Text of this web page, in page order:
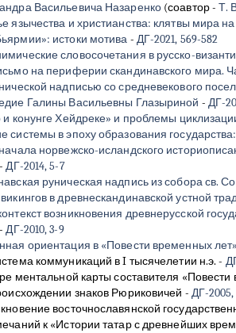
Васильевича Назаренко (соавтор -Т.
язычества и христианства: клятвы мира
истоки мотива - ДГ-2021, 569-582
словосочетания в русско-
на периферии скандинавского мира.
надписью со средневекового
Галины Васильевны Глазыриной - ДГ-
конунге Хейдреке» и проблемы
системы в эпоху образования
норвежско-исландского
- ДГ-2014, 5-7
руническая надпись из собора св.
в древнескандинавской устной
возникновения древнерусской
- ДГ-2010, 3-9
ориентация в «Повести временных лет»
коммуникаций в I тысячелетии н.э.-
ментальной карты составителя
знаков Рюриковичей - ДГ-2005,
восточнославянской
к «Истории татар с древнейших